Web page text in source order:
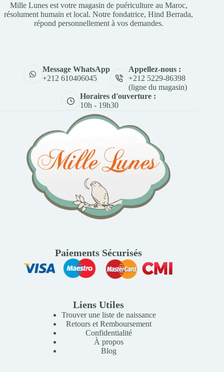
Mille Lunes est votre magasin de puériculture au Maroc,
résolument humain et local. Notre fondatrice, Hind Berrada,
répond personnellement à vos demandes.
Message WhatsApp
+212 610406045
Appellez-nous :
+212 5229-86398
(ligne du magasin)
Horaires d'ouverture :
10h - 19h30
Paiements Sécurisés
Liens Utiles
Trouver une liste de naissance
Retours et Remboursement
Confidentialité
À propos
Blog